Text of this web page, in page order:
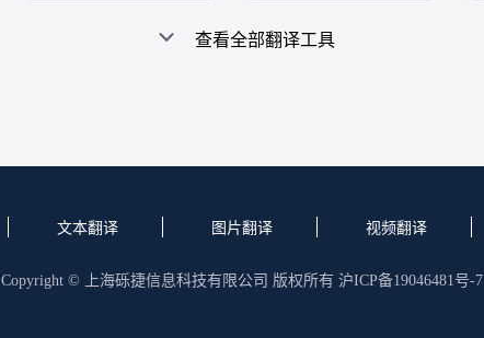
查看全部翻译工具
文本翻译 图片翻译 视频翻译
Copyright © 上海砾捷信息科技有限公司 版权所有 沪ICP备19046481号-7